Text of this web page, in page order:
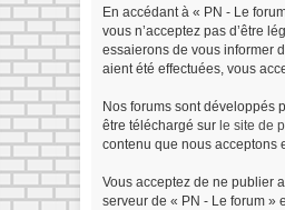
En accédant à « PN - Le
vous n’acceptez pas d’être
essaierons de vous informer
aient été effectuées, vous
Nos forums sont développés
être téléchargé sur le site de
contenu que nous acceptons
Vous acceptez de ne publier
serveur de « PN - Le forum »